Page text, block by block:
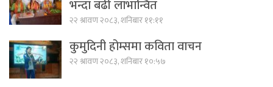
भन्दा बढी लाभान्वित
२२ श्रावण २०८३, शनिबार ११:११
कुमुदिनी होम्समा कविता वाचन
२२ श्रावण २०८३, शनिबार १०:५७